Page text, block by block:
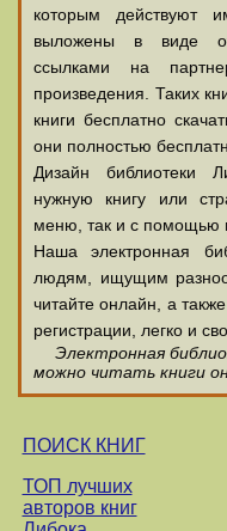
которым действуют
выложены в виде
ссылками на
произведения. Таких
книги бесплатно
они полностью
Дизайн библиотеки
нужную книгу или
меню, так и с помощью
Наша электронная
людям, ищущим
читайте онлайн, а
регистрации, легко и
Электронная
можно читать книги
ПОИСК КНИГ
ТОП лучших
авторов книг